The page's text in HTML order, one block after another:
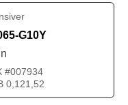
G10Y
#007934
0,121,52